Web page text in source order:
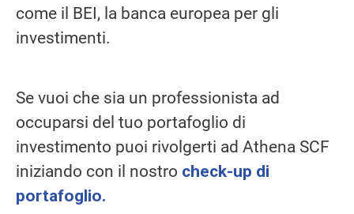
come il BEI, la banca europea per gli
investimenti.
Se vuoi che sia un professionista ad
occuparsi del tuo portafoglio di
investimento puoi rivolgerti ad Athena SCF
iniziando con il nostro check-up di
portafoglio.